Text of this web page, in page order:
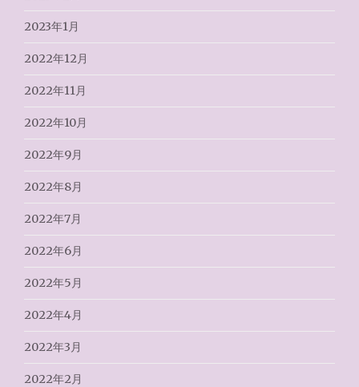
2023年1月
2022年12月
2022年11月
2022年10月
2022年9月
2022年8月
2022年7月
2022年6月
2022年5月
2022年4月
2022年3月
2022年2月